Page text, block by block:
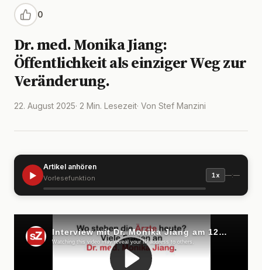
0
Dr. med. Monika Jiang:
Öffentlichkeit als einziger Weg zur
Veränderung.
22. August 2025· 2 Min. Lesezeit· Von Stef Manzini
▶
Artikel anhören
Vorlesefunktion 1x —:—